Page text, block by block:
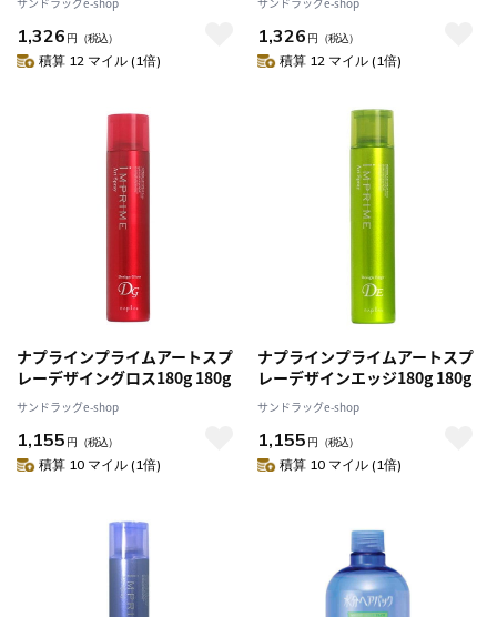
1,326 円 （税込）
積算 12 マイル (1倍)
1,326 円 （税込）
積算 12 マイル (1倍)
ナプラインプライムアートスプ
レーデザイングロス180g 180g
サンドラッグe-shop
1,155 円 （税込）
積算 10 マイル (1倍)
ナプラインプライムアートスプ
レーデザインエッジ180g 180g
サンドラッグe-shop
1,155 円 （税込）
積算 10 マイル (1倍)